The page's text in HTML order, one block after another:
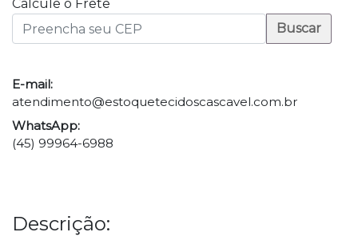
Calcule o Frete
Buscar
E-mail:
atendimento@estoquetecidoscascavel.com.br
WhatsApp:
(45) 99964-6988
Descrição: